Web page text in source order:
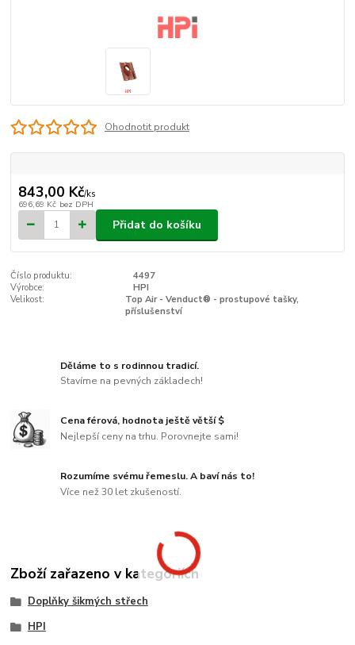
Ohodnotit produkt
843,00 Kč/ks
696,69 Kč bez DPH
Přidat do košíku
Číslo produktu:
4497
Výrobce:
HPI
Velikost:
Top Air - Venduct® - prostupové tašky,
příslušenství
Děláme to s rodinnou tradicí.
Stavíme na pevných základech!
Cena férová, hodnota ještě větší $
Nejlepší ceny na trhu. Porovnejte sami!
Rozumíme svému řemeslu. A baví nás to!
Více než 30 let zkušeností.
Zboží zařazeno v kategoriích
Doplňky šikmých střech
HPI